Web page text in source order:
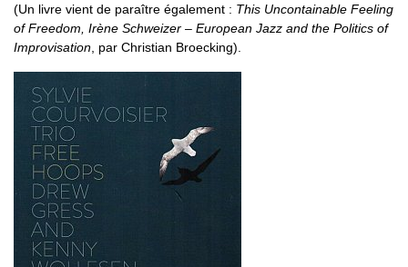
(Un livre vient de paraître également : This Uncontainable Feeling
of Freedom, Irène Schweizer – European Jazz and the Politics of
Improvisation , par Christian Broecking).